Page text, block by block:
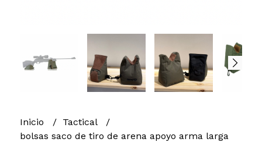
Inicio
Tactical
bolsas saco de tiro de arena apoyo arma larga